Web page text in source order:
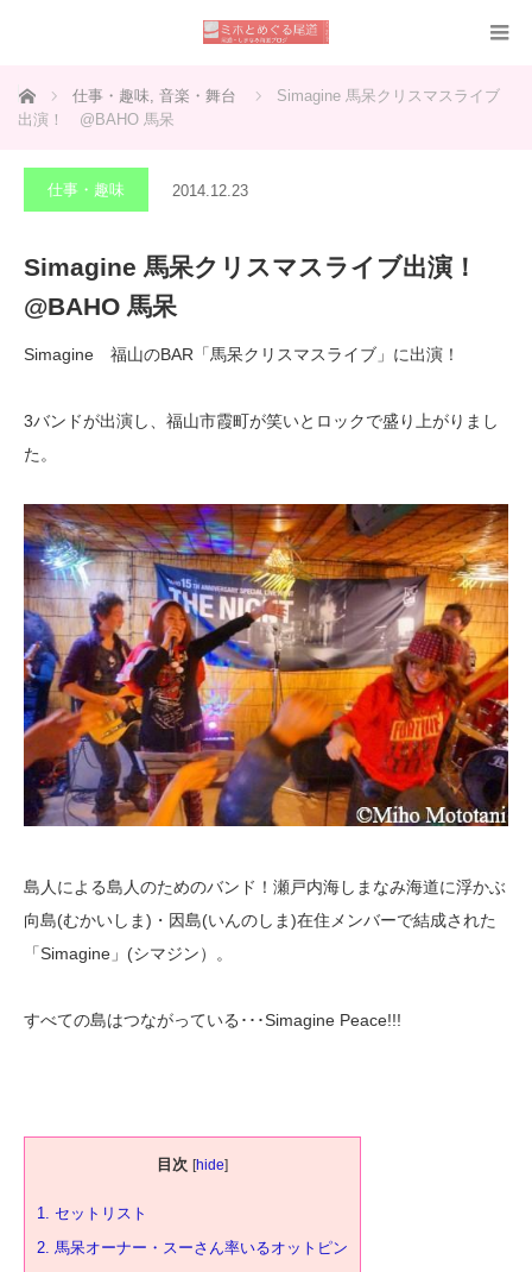
ホーム 仕事・趣味, 音楽・舞台
Simagine 馬呆クリスマスライブ
出演！ @BAHO 馬呆
仕事・趣味 2014.12.23
Simagine 馬呆クリスマスライブ出演！
@BAHO 馬呆
Simagine 福山のBAR「馬呆クリスマスライブ」に出演！
3バンドが出演し、福山市霞町が笑いとロックで盛り上がりまし
た。
島人による島人のためのバンド！瀬戸内海しまなみ海道に浮かぶ
向島(むかいしま)・因島(いんのしま)在住メンバーで結成された
「Simagine」(シマジン）。
すべての島はつながっている･･･Simagine Peace!!!
目次 [hide]
1. セットリスト
2. 馬呆オーナー・スーさん率いるオットピン